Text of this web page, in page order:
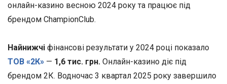
онлайн-казино весною 2024 року та працює під
брендом ChampionClub.
Найнижчі фінансові результати у 2024 році показало
ТОВ «2К» — 1,6 тис. грн. Онлайн-казино діє під
брендом 2К. Водночас 3 квартал 2025 року завершило